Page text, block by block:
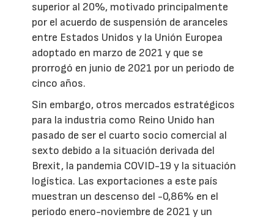
superior al 20%, motivado principalmente
por el acuerdo de suspensión de aranceles
entre Estados Unidos y la Unión Europea
adoptado en marzo de 2021 y que se
prorrogó en junio de 2021 por un periodo de
cinco años.
Sin embargo, otros mercados estratégicos
para la industria como Reino Unido han
pasado de ser el cuarto socio comercial al
sexto debido a la situación derivada del
Brexit, la pandemia COVID-19 y la situación
logística. Las exportaciones a este país
muestran un descenso del -0,86% en el
periodo enero-noviembre de 2021 y un